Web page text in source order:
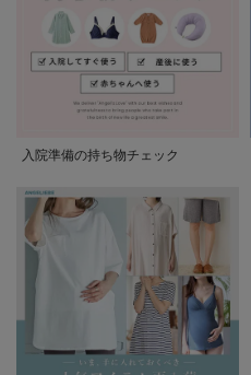
入院準備の持ち物チェック